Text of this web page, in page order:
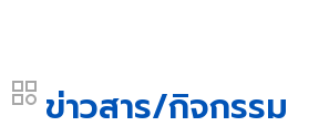
ข่าวสาร/กิจกรรม